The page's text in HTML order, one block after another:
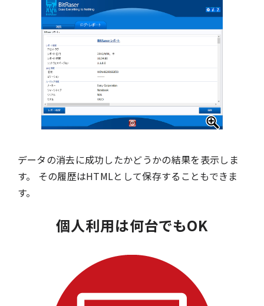
データの消去に成功したかどうかの結果を表示しま
す。 その履歴はHTMLとして保存することもできま
す。
個人利用は何台でもOK